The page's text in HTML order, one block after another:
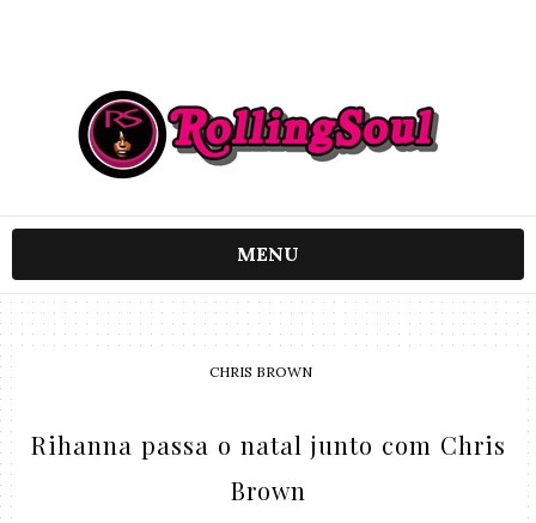
MENU
CHRIS BROWN
Rihanna passa o natal junto com Chris
Brown